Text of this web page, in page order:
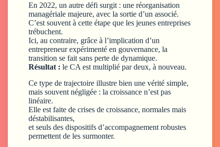
En 2022, un autre défi surgit : une réorganisation
managériale majeure, avec la sortie d’un associé.
C’est souvent à cette étape que les jeunes entreprises
trébuchent.
Ici, au contraire, grâce à l’implication d’un
entrepreneur expérimenté en gouvernance, la
transition se fait sans perte de dynamique.
Résultat : le CA est multiplié par deux, à nouveau.
Ce type de trajectoire illustre bien une vérité simple,
mais souvent négligée : la croissance n’est pas
linéaire.
Elle est faite de crises de croissance, normales mais
déstabilisantes,
et seuls des dispositifs d’accompagnement robustes
permettent de les surmonter.